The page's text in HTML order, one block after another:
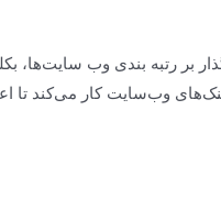
بر رتبه بندی وب سایت‌ها،
وب‌سایت کار می‌کند تا